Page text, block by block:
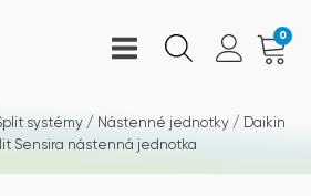
0
systémy / Nástenné jednotky / Daikin
Sensira nástenná jednotka